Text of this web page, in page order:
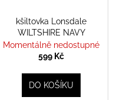
kšiltovka Lonsdale
WILTSHIRE NAVY
Momentálně nedostupné
599 Kč
DO KOŠÍKU